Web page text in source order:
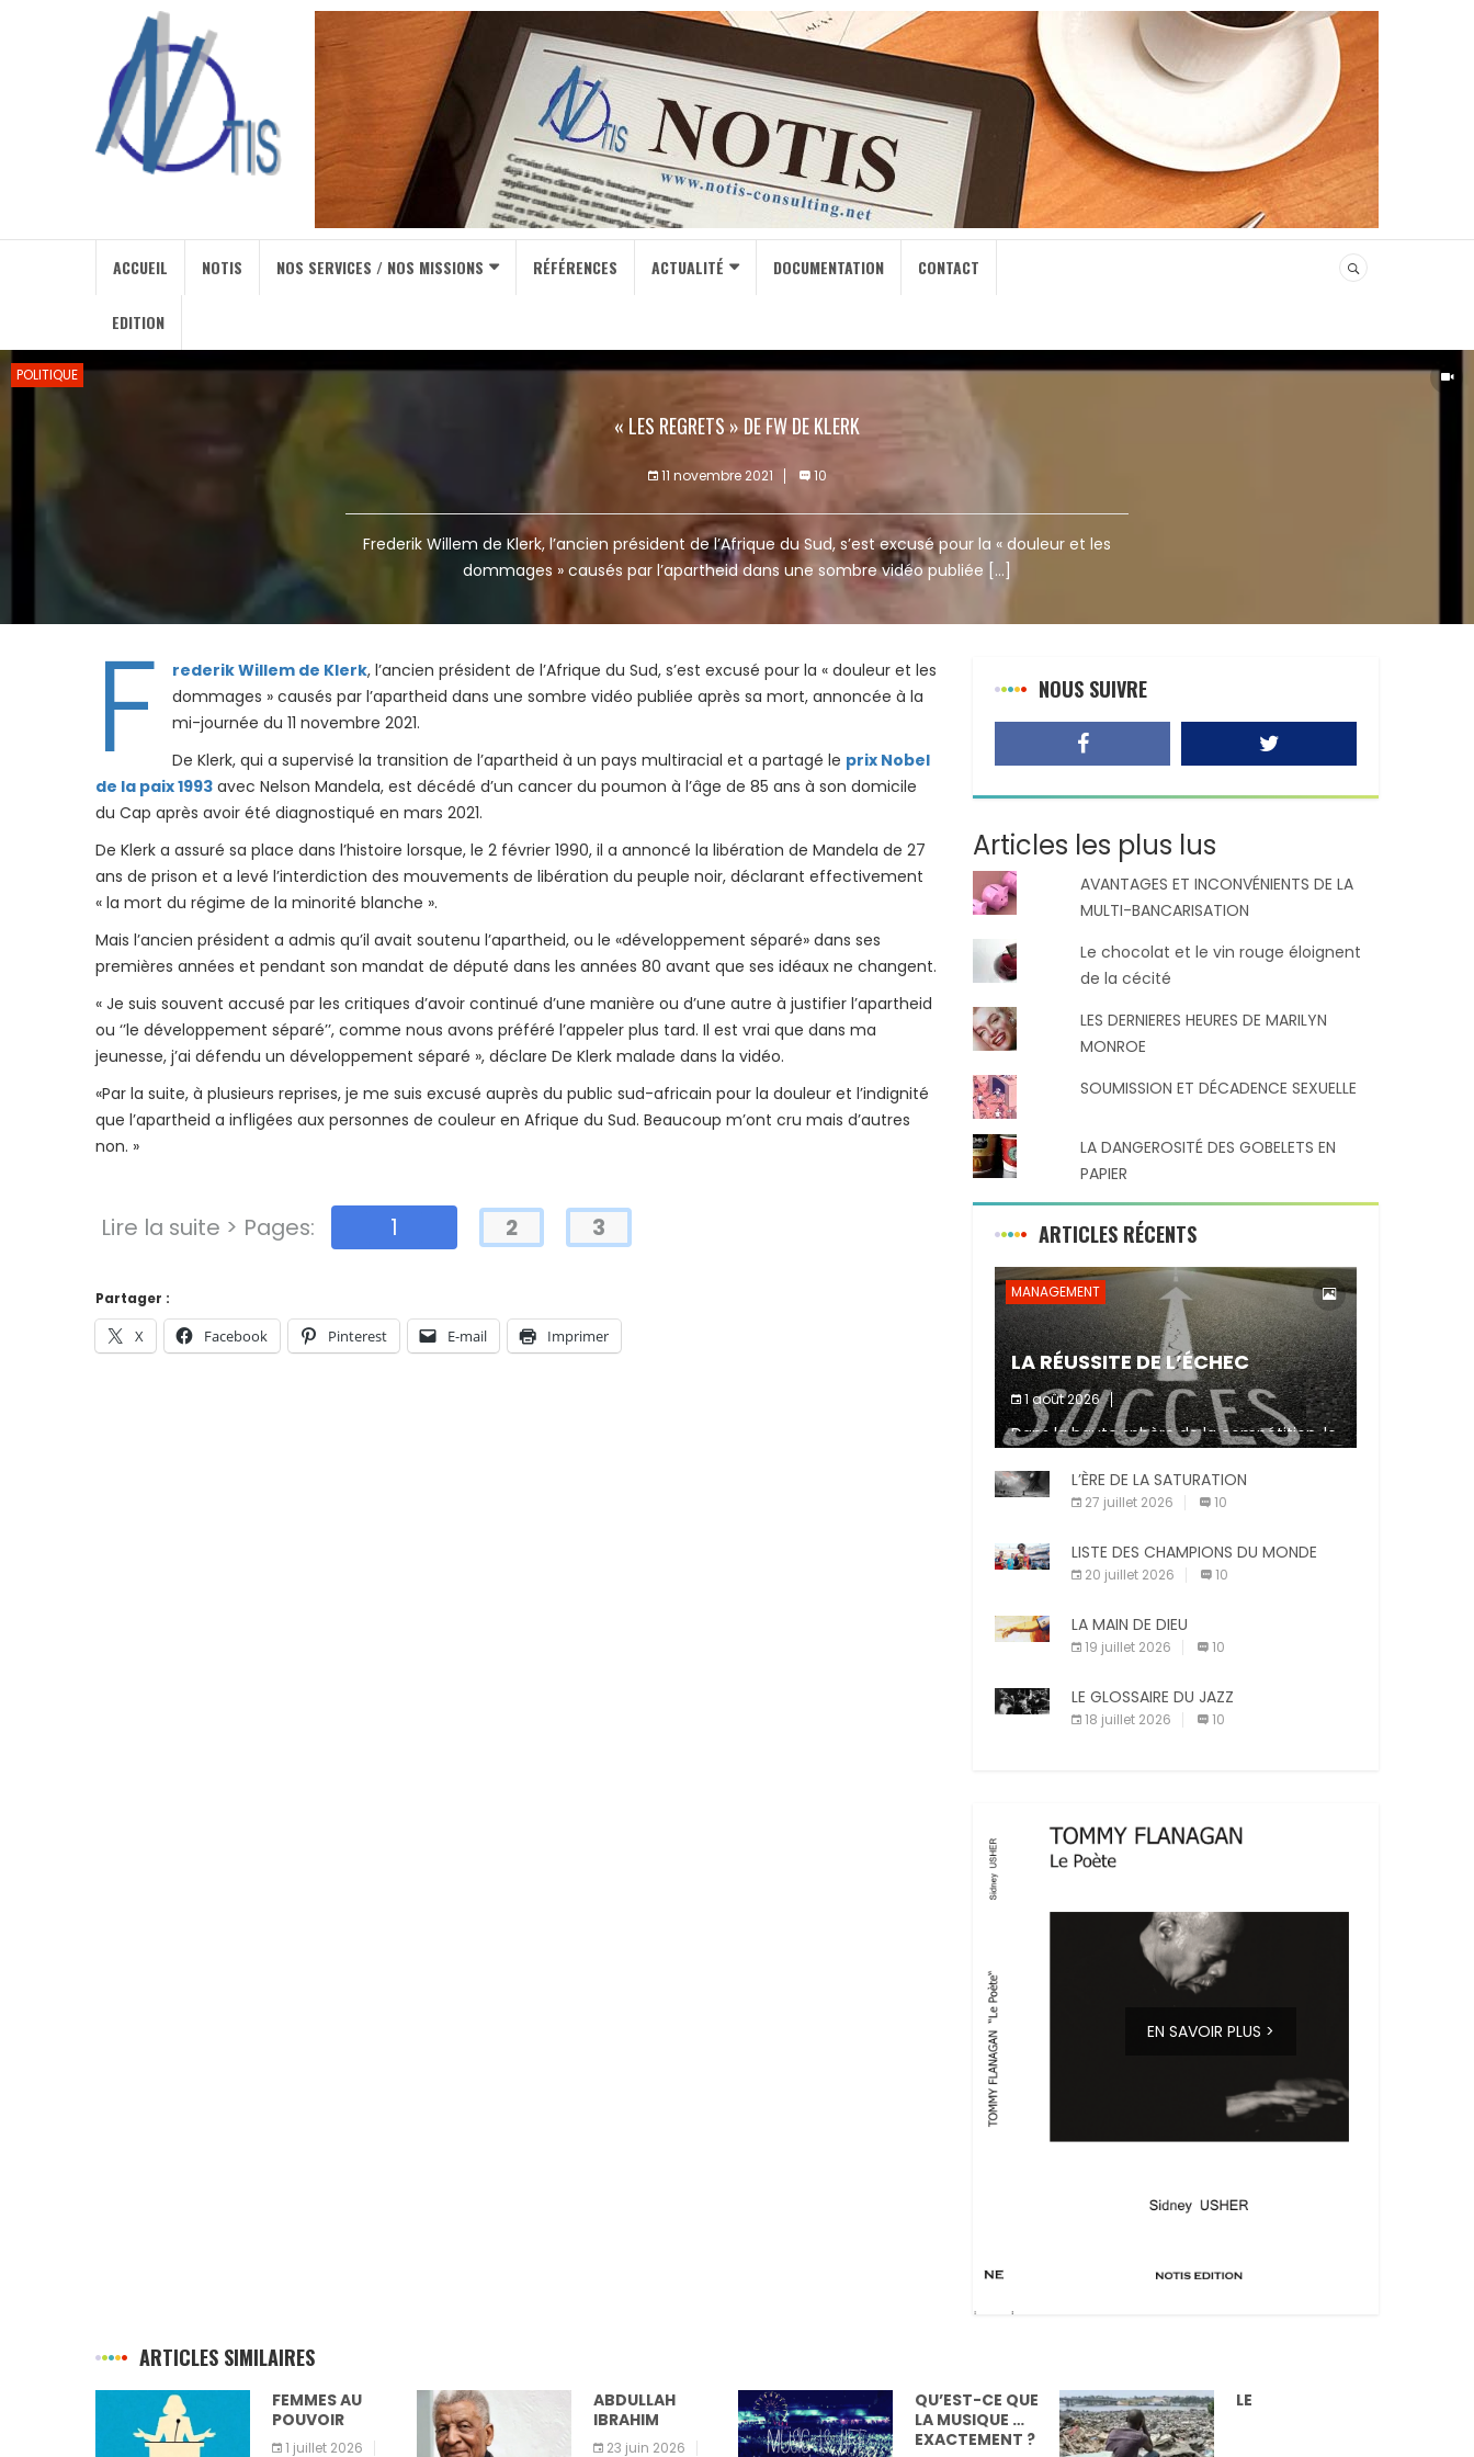
ACCUEIL NOTIS NOS SERVICES / NOS MISSIONS RÉFÉRENCES ACTUALITÉ DOCUMENTATION CONTACT
EDITION
POLITIQUE
« LES REGRETS » DE FW DE KLERK
11 novembre 2021 10
Frederik Willem de Klerk, l’ancien président de l’Afrique du Sud, s’est excusé pour la « douleur et les
dommages » causés par l’apartheid dans une sombre vidéo publiée […]
F rederik Willem de Klerk, l’ancien président de l’Afrique du Sud, s’est excusé pour la « douleur et les
dommages » causés par l’apartheid dans une sombre vidéo publiée après sa mort, annoncée à la
mi-journée du 11 novembre 2021.
De Klerk, qui a supervisé la transition de l’apartheid à un pays multiracial et a partagé le prix Nobel
de la paix 1993 avec Nelson Mandela, est décédé d’un cancer du poumon à l’âge de 85 ans à son domicile
du Cap après avoir été diagnostiqué en mars 2021.
De Klerk a assuré sa place dans l’histoire lorsque, le 2 février 1990, il a annoncé la libération de Mandela de 27
ans de prison et a levé l’interdiction des mouvements de libération du peuple noir, déclarant effectivement
« la mort du régime de la minorité blanche ».
Mais l’ancien président a admis qu’il avait soutenu l’apartheid, ou le «développement séparé» dans ses
premières années et pendant son mandat de député dans les années 80 avant que ses idéaux ne changent.
« Je suis souvent accusé par les critiques d’avoir continué d’une manière ou d’une autre à justifier l’apartheid
ou ‘’le développement séparé’’, comme nous avons préféré l’appeler plus tard. Il est vrai que dans ma
jeunesse, j’ai défendu un développement séparé », déclare De Klerk malade dans la vidéo.
«Par la suite, à plusieurs reprises, je me suis excusé auprès du public sud-africain pour la douleur et l’indignité
que l’apartheid a infligées aux personnes de couleur en Afrique du Sud. Beaucoup m’ont cru mais d’autres
non. »
Partager :
X Facebook Pinterest E-mail Imprimer
Lire la suite > Pages: 1 2 3
NOUS SUIVRE
Articles les plus lus
AVANTAGES ET INCONVÉNIENTS DE LA
MULTI-BANCARISATION
Le chocolat et le vin rouge éloignent
de la cécité
LES DERNIERES HEURES DE MARILYN
MONROE
SOUMISSION ET DÉCADENCE SEXUELLE
LA DANGEROSITÉ DES GOBELETS EN
PAPIER
ARTICLES RÉCENTS
MANAGEMENT
LA RÉUSSITE DE L’ÉCHEC
1 août 2026
Dans la haute sphère de la compétition, le
fait de ne pas atteindre un objectif est un
signe d’incompétence et une source de
sanctions diverses (avertissement, […]
Partager :
Facebook Pinterest
L’ÈRE DE LA SATURATION
27 juillet 2026 10
LISTE DES CHAMPIONS DU MONDE
20 juillet 2026 10
LA MAIN DE DIEU
19 juillet 2026 10
LE GLOSSAIRE DU JAZZ
18 juillet 2026 10
EN SAVOIR PLUS >
ARTICLES SIMILAIRES
FEMMES AU
POUVOIR
1 juillet 2026
ABDULLAH
IBRAHIM
23 juin 2026
QU’EST-CE QUE
LA MUSIQUE …
EXACTEMENT ?
LE